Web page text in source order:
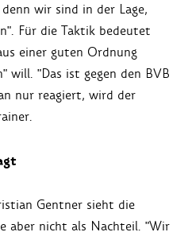
wir sind in der Lage,
Für die Taktik bedeutet
einer guten Ordnung
will. "Das ist gegen den BVB
nur reagiert, wird der
Gentner sieht die
aber nicht als Nachteil. "Wir